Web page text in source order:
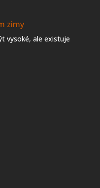
zimy
vysoké, ale existuje